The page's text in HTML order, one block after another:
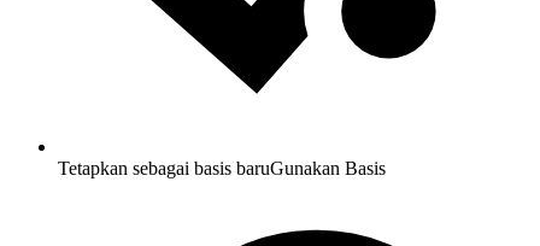
Tetapkan sebagai basis baruGunakan Basis